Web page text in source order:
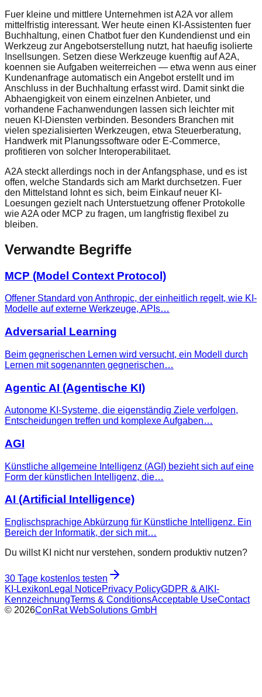
Fuer kleine und mittlere Unternehmen ist A2A vor allem
mittelfristig interessant. Wer heute einen KI-Assistenten fuer
Buchhaltung, einen Chatbot fuer den Kundendienst und ein
Werkzeug zur Angebotserstellung nutzt, hat haeufig isolierte
Insellsungen. Setzen diese Werkzeuge kuenftig auf A2A,
koennen sie Aufgaben weiterreichen — etwa wenn aus einer
Kundenanfrage automatisch ein Angebot erstellt und im
Anschluss in der Buchhaltung erfasst wird. Damit sinkt die
Abhaengigkeit von einem einzelnen Anbieter, und
vorhandene Fachanwendungen lassen sich leichter mit
neuen KI-Diensten verbinden. Besonders Branchen mit
vielen spezialisierten Werkzeugen, etwa Steuerberatung,
Handwerk mit Planungssoftware oder E-Commerce,
profitieren von solcher Interoperabilitaet.
A2A steckt allerdings noch in der Anfangsphase, und es ist
offen, welche Standards sich am Markt durchsetzen. Fuer
den Mittelstand lohnt es sich, beim Einkauf neuer KI-
Loesungen gezielt nach Unterstuetzung offener Protokolle
wie A2A oder MCP zu fragen, um langfristig flexibel zu
bleiben.
Verwandte Begriffe
MCP (Model Context Protocol)
Offener Standard von Anthropic, der einheitlich regelt, wie KI-
Modelle auf externe Werkzeuge, APIs…
Adversarial Learning
Beim gegnerischen Lernen wird versucht, ein Modell durch
Lernen mit sogenannten gegnerischen…
Agentic AI (Agentische KI)
Autonome KI-Systeme, die eigenständig Ziele verfolgen,
Entscheidungen treffen und komplexe Aufgaben…
AGI
Künstliche allgemeine Intelligenz (AGI) bezieht sich auf eine
Form der künstlichen Intelligenz, die…
AI (Artificial Intelligence)
Englischsprachige Abkürzung für Künstliche Intelligenz. Ein
Bereich der Informatik, der sich mit…
Du willst KI nicht nur verstehen, sondern produktiv nutzen?
30 Tage kostenlos testen
KI-Lexikon Legal NoticePrivacy PolicyGDPR & AI KI-
KennzeichnungTerms & ConditionsAcceptable UseContact
© 2026ConRat WebSolutions GmbH